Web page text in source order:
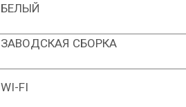
БЕЛЫЙ
ЗАВОДСКАЯ СБОРКА
WI-FI